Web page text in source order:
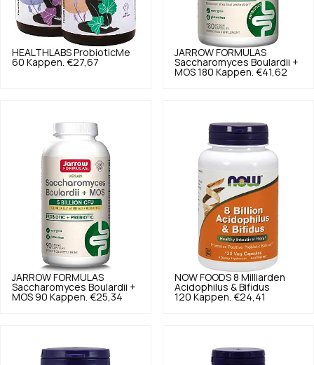
HEALTHLABS ProbioticMe
60 Kappen. €27,67
JARROW FORMULAS
Saccharomyces Boulardii +
MOS 180 Kappen. €41,62
JARROW FORMULAS
Saccharomyces Boulardii +
MOS 90 Kappen. €25,34
NOW FOODS 8 Milliarden
Acidophilus & Bifidus
120 Kappen. €24,41